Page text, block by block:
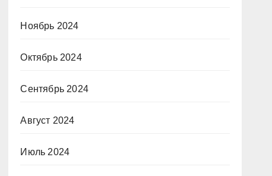
Ноябрь 2024
Октябрь 2024
Сентябрь 2024
Август 2024
Июль 2024